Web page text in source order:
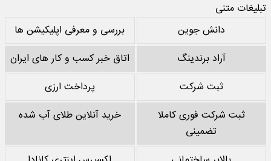
تبلیغات متنی
دانش جوین
بررسی و معرفی اپلیکیشن ها
آراد برندینگ
اتاق خبر کسب و کار های ایران
ثبت شرکت
پرداخت ارزی
ثبت شرکت فوری کاملا
تضمینی
خرید آنلاین طلای آب شده